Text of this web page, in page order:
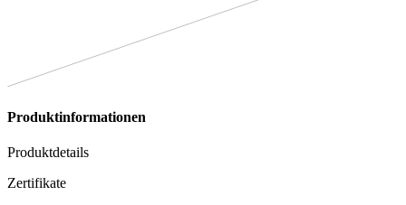
Produktinformationen
Produktdetails
Zertifikate